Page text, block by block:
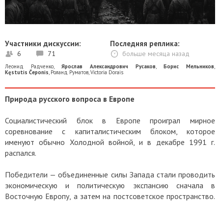
Участники дискуссии:
6 71
Последняя реплика:
больше месяца назад
Леонид Радченко Ярослав Александрович Русаков Борис Мельников
Kęstutis Čeponis Роланд Руматов Victoria Dorais
Природа русского вопроса в Европе
Социалистический блок в Европе проиграл мирное
соревнование с капиталистическим блоком, которое
именуют обычно Холодной войной, и в декабре 1991 г.
распался.
Победители — объединенные силы Запада стали проводить
экономическую и политическую экспансию сначала в
Восточную Европу, а затем на постсоветское пространство.